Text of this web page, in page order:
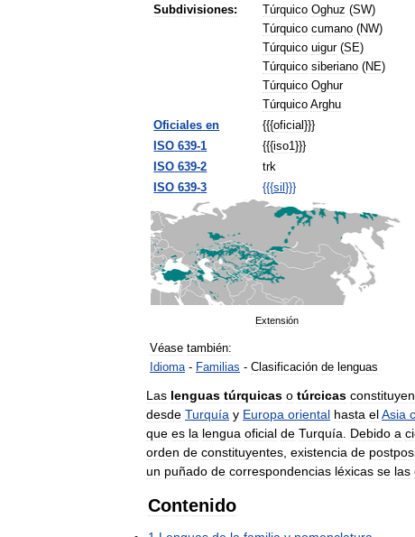
Subdivisiones:
Túrquico Oghuz (SW)
Túrquico cumano (NW)
Túrquico uigur(SE)
Túrquico siberiano (NE)
Túrquico Oghur
Túrquico Arghu
Oficiales en {{{oficial }}}
ISO 639-1 {{{iso1}}}
ISO 639-2
trk
ISO 639-3 {{{sil }}}
Extensión
Véase también:
Idioma- Familias - Clasificación de lenguas
Las lenguas túrquicas o túrcicas constituyen
desde Turquía y Europa oriental hasta elAsia
que es la lengua oficial de Turquía Debido a
orden de constituyentes existencia de
un puñado de correspondencias léxicas se las
Contenido